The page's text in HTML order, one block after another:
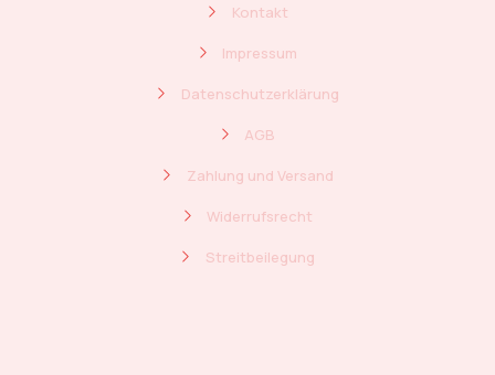
Kontakt
Impressum
Datenschutzerklärung
AGB
Zahlung und Versand
Widerrufsrecht
Streitbeilegung